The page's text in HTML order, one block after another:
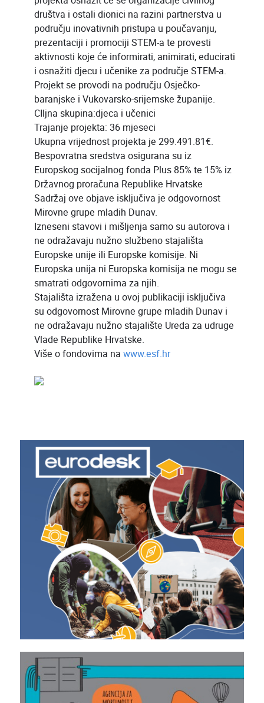
društva i ostali dionici na razini partnerstva u
području inovativnih pristupa u poučavanju,
prezentaciji i promociji STEM-a te provesti
aktivnosti koje će informirati, animirati, educirati
i osnažiti djecu i učenike za područje STEM-a.
Projekt se provodi na području Osječko-
baranjske i Vukovarsko-srijemske županije.
CIljna skupina:djeca i učenici
Trajanje projekta: 36 mjeseci
Ukupna vrijednost projekta je 299.491.81€.
Bespovratna sredstva osigurana su iz
Europskog socijalnog fonda Plus 85% te 15% iz
Državnog proračuna Republike Hrvatske
Sadržaj ove objave isključiva je odgovornost
Mirovne grupe mladih Dunav.
Izneseni stavovi i mišljenja samo su autorova i
ne odražavaju nužno službeno stajališta
Europske unije ili Europske komisije. Ni
Europska unija ni Europska komisija ne mogu se
smatrati odgovornima za njih.
Stajališta izražena u ovoj publikaciji isključiva
su odgovornost Mirovne grupe mladih Dunav i
ne odražavaju nužno stajalište Ureda za udruge
Vlade Republike Hrvatske.
Više o fondovima na www.esf.hr